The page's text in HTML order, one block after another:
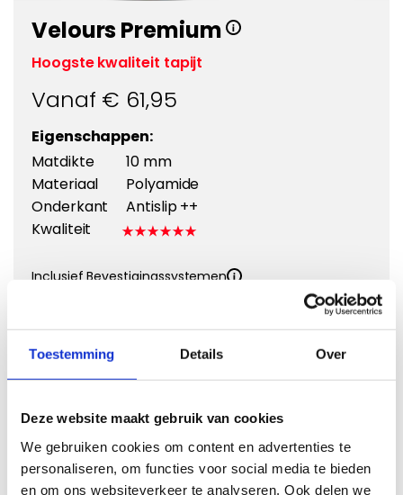
Toestemming Details Over
Deze website maakt gebruik van cookies
We gebruiken cookies om content en advertenties te
personaliseren, om functies voor social media te bieden
en om ons websiteverkeer te analyseren. Ook delen we
Velours Premium
Hoogste kwaliteit tapijt
Vanaf € 61,95
Eigenschappen:
Matdikte
10 mm
Materiaal
Polyamide
Onderkant
Antislip ++
Kwaliteit
Inclusief Bevestigingssystemen
Kies een kleur